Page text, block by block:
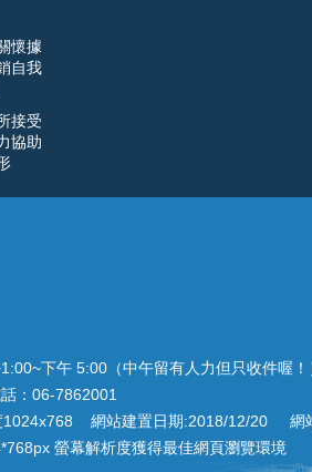
懷據
自我
接受
協助
下午 5:00（中午留有人力但只收件喔！
：06-7862001
1024x768 網站建置日期:2018/12/20 網
覽器, 1024*768px 螢幕解析